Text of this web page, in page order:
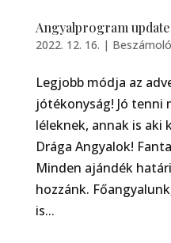
Angyalprogram
2022. 12. 16. |
Legjobb módja az
jótékonyság! Jó tenni
léleknek, annak is aki
Drága Angyalok!
Minden ajándék
hozzánk.
is...